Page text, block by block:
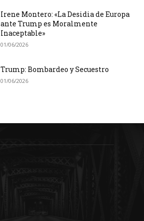
Irene Montero: «La Desidia de Europa
ante Trump es Moralmente
Inaceptable»
01/06/2026
Trump: Bombardeo y Secuestro
01/06/2026